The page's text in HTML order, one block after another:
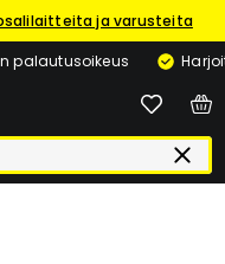
ja varusteita
palautusoikeus